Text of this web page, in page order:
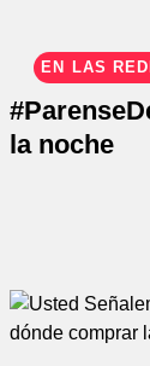
EN LAS
la noche